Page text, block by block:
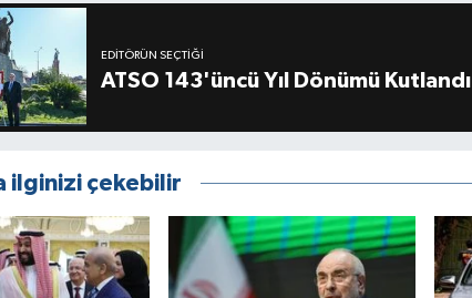
EDITÖRÜN SEÇTIĞI
ATSO 143'üncü Yıl Dönümü Kutlandı
ilginizi çekebilir